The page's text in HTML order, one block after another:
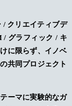
/ クリエイティブデ
/ グラフィック / キ
に限らず、イノベ
共同プロジェクト
ーマに実験的なガ